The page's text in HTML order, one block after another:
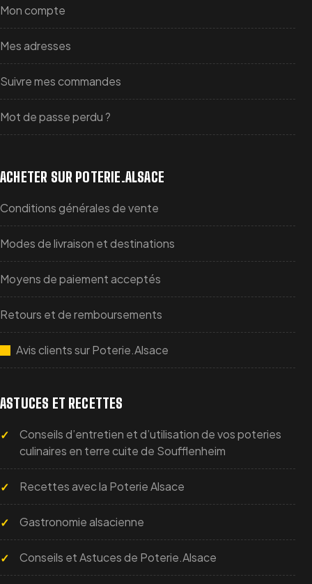
Mon compte
Mes adresses
Suivre mes commandes
Mot de passe perdu ?
ACHETER SUR POTERIE.ALSACE
Conditions générales de vente
Modes de livraison et destinations
Moyens de paiement acceptés
Retours et de remboursements
Avis clients sur Poterie.Alsace
ASTUCES ET RECETTES
Conseils d’entretien et d’utilisation de vos poteries
culinaires en terre cuite de Soufflenheim
Recettes avec la Poterie Alsace
Gastronomie alsacienne
Conseils et Astuces de Poterie.Alsace